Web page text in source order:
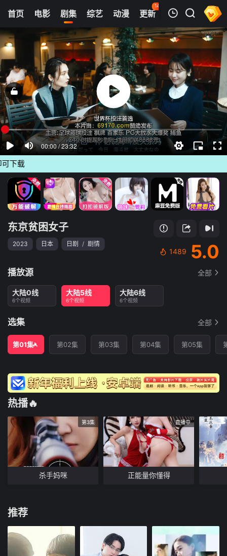
首页 电影 剧集 综艺 动漫 更新
143
热榜 APP
我的观影记录
第01集
东京贫困女子
清空
东京贫困女子
2023 日本 日剧 / 剧情
1489 5.0
播放源 全部
大陆0线
6个视频
大陆5线
6个视频
大陆6线
6个视频
选集 全部
第01集 第02集 第03集 第04集 第05集
热播🔥
第3集
杀手妈咪
直播中
正能量你懂得
推荐